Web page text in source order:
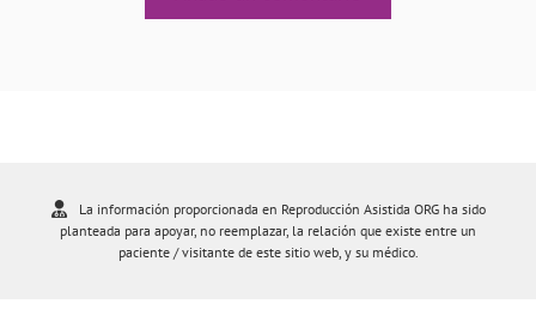
La información proporcionada en Reproducción Asistida ORG ha sido
planteada para apoyar, no reemplazar, la relación que existe entre un
paciente / visitante de este sitio web, y su médico.